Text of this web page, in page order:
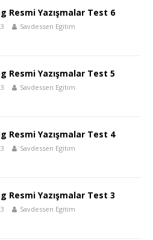
Resmi Yazışmalar Test 6
Savdessen Egitim
Resmi Yazışmalar Test 5
Savdessen Egitim
Resmi Yazışmalar Test 4
Savdessen Egitim
Resmi Yazışmalar Test 3
Savdessen Egitim